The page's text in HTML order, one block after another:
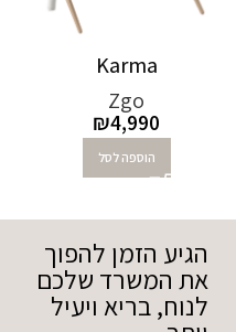
Karma
Zgo
₪4,990
הוספה לסל
הגיע הזמן להפוך
את המשרד שלכם
לנוח, בריא ויעיל